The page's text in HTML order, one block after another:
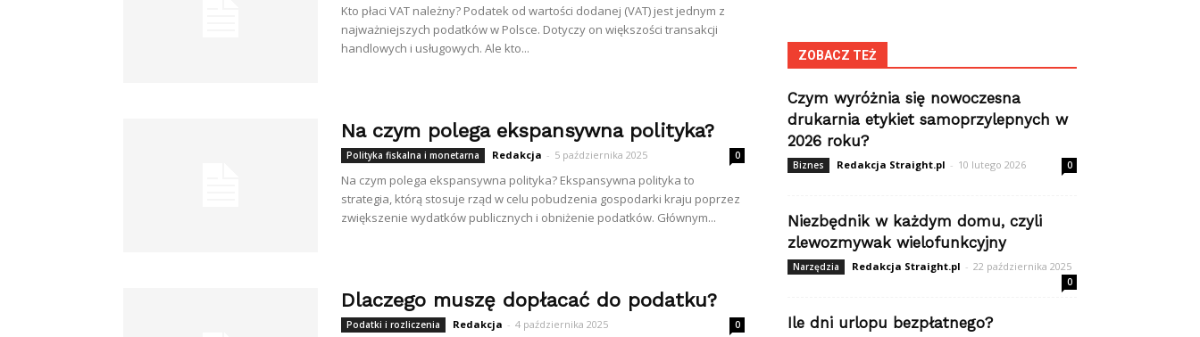
Kto płaci VAT należny? Podatek od wartości dodanej (VAT) jest jednym z
najważniejszych podatków w Polsce. Dotyczy on większości transakcji
handlowych i usługowych. Ale kto...
Na czym polega ekspansywna polityka?
Polityka fiskalna i monetarna Redakcja - 5 października 2025 0
Na czym polega ekspansywna polityka? Ekspansywna polityka to
strategia, którą stosuje rząd w celu pobudzenia gospodarki kraju poprzez
zwiększenie wydatków publicznych i obniżenie podatków. Głównym...
Dlaczego muszę dopłacać do podatku?
Podatki i rozliczenia Redakcja - 4 października 2025 0
ZOBACZ TEŻ
Czym wyróżnia się nowoczesna
drukarnia etykiet samoprzylepnych w
2026 roku?
Biznes Redakcja Straight.pl - 10 lutego 2026 0
Niezbędnik w każdym domu, czyli
zlewozmywak wielofunkcyjny
Narzędzia Redakcja Straight.pl - 22 października 2025
0
Ile dni urlopu bezpłatnego?